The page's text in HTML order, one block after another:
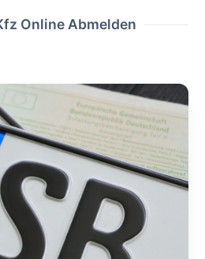
Online Abmelden